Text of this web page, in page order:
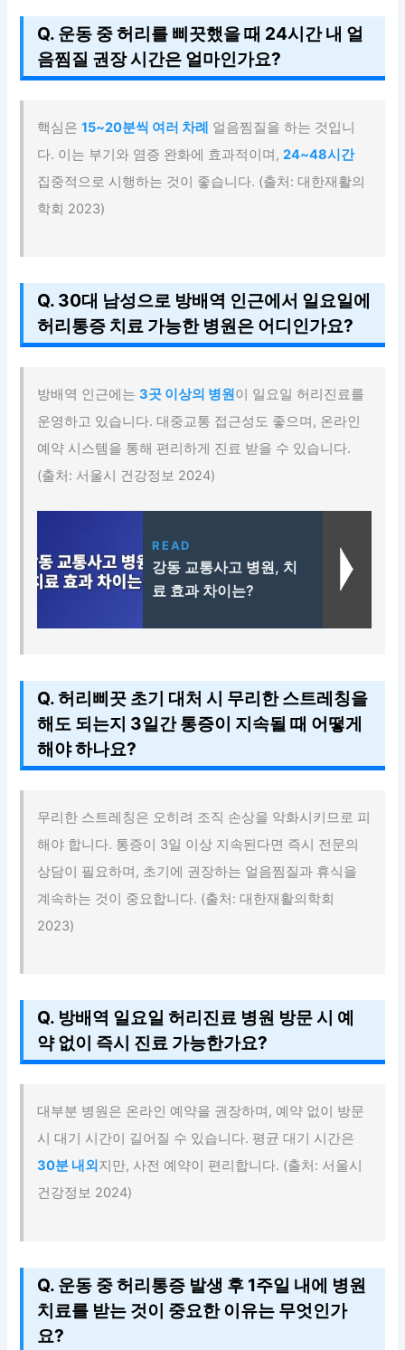
Q. 운동 중 허리를 삐끗했을 때 24시간 내 얼
음찜질 권장 시간은 얼마인가요?
핵심은15~20분씩 여러 차례 얼음찜질을 하는 것입니
다. 이는 부기와 염증 완화에 효과적이며,24~48시간
집중적으로 시행하는 것이 좋습니다. (출처: 대한재활의
학회 2023)
Q. 30대 남성으로 방배역 인근에서 일요일에
허리통증 치료 가능한 병원은 어디인가요?
방배역 인근에는3곳 이상의 병원이 일요일 허리진료를
운영하고 있습니다. 대중교통 접근성도 좋으며, 온라인
예약 시스템을 통해 편리하게 진료 받을 수 있습니다.
(출처: 서울시 건강정보 2024)
READ
강동 교통사고 병원, 치
료 효과 차이는?
Q. 허리삐끗 초기 대처 시 무리한 스트레칭을
해도 되는지 3일간 통증이 지속될 때 어떻게
해야 하나요?
무리한 스트레칭은 오히려 조직 손상을 악화시키므로 피
해야 합니다. 통증이 3일 이상 지속된다면 즉시 전문의
상담이 필요하며, 초기에 권장하는 얼음찜질과 휴식을
계속하는 것이 중요합니다. (출처: 대한재활의학회
2023)
Q. 방배역 일요일 허리진료 병원 방문 시 예
약 없이 즉시 진료 가능한가요?
대부분 병원은 온라인 예약을 권장하며, 예약 없이 방문
시 대기 시간이 길어질 수 있습니다. 평균 대기 시간은
30분 내외 지만, 사전 예약이 편리합니다. (출처: 서울시
건강정보 2024)
Q. 운동 중 허리통증 발생 후 1주일 내에 병원
치료를 받는 것이 중요한 이유는 무엇인가
요?